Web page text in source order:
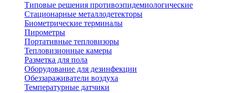
Типовые решения противоэпидемиологические
Стационарные металлодетекторы
Биометрические терминалы
Пирометры
Портативные тепловизоры
Тепловизионные камеры
Разметка для пола
Оборудование для дезинфекции
Обеззараживатели воздуха
Температурные датчики